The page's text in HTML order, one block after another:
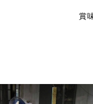
賞